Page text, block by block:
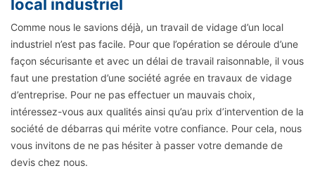
local industriel
Comme nous le savions déjà, un travail de vidage d’un local
industriel n’est pas facile. Pour que l’opération se déroule d’une
façon sécurisante et avec un délai de travail raisonnable, il vous
faut une prestation d’une société agrée en travaux de vidage
d’entreprise. Pour ne pas effectuer un mauvais choix,
intéressez-vous aux qualités ainsi qu’au prix d’intervention de la
société de débarras qui mérite votre confiance. Pour cela, nous
vous invitons de ne pas hésiter à passer votre demande de
devis chez nous.